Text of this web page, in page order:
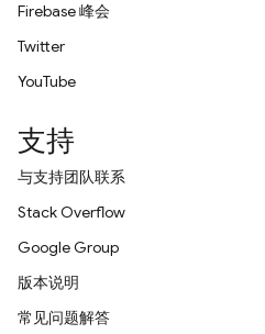
Firebase 峰会
Twitter
YouTube
支持
与支持团队联系
Stack Overflow
Google Group
版本说明
常见问题解答